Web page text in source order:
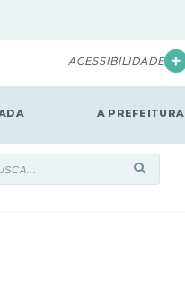
ACESSIBILIDADE
A PREFEITURA